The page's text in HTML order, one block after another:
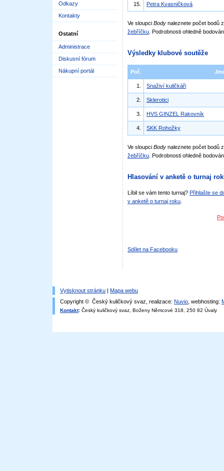
Odkazy
Kontakty
Ostatní
Administrace
Diskusní fórum
Nákupní portál
15. Petra Kvasničková
Ve sloupci Body naleznete počet bodů
žebříčku . Podrobnosti ohledně
Výsledky klubové soutěže
Poř.
1. Snaživí kuličkáři
2. Sklerotici
3. HVS GINZEL Rakovník
4. SKK Rohožky
Ve sloupci Body naleznete počet bodů
žebříčku . Podrobnosti ohledně
Hlasování v anketě o turnaj
Líbil se vám tento turnaj? Přihlašte se
v anketě o turnaj roku
Sdílet na Facebooku
Vytisknout stránku | Mapa webu
Copyright © Český kuličkový svaz, realizace: Nuvio , webhosting:
Kontakt: Český kuličkový svaz, Boženy Němcové 318, 250 82 Úvaly